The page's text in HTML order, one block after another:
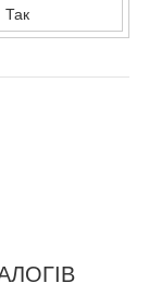
Так